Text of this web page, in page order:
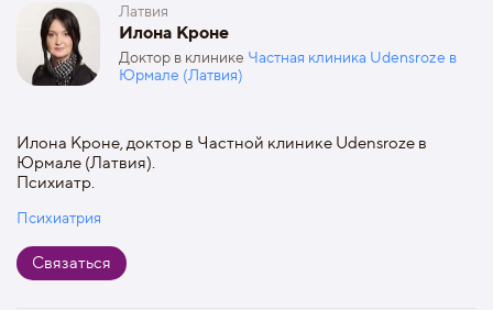
Латвия
Илона Кроне
Доктор в клинике Частная клиника Udensroze в
Юрмале (Латвия)
Илона Кроне, доктор в Частной клинике Udensroze в
Юрмале (Латвия).
Психиатр.
Психиатрия
Связаться